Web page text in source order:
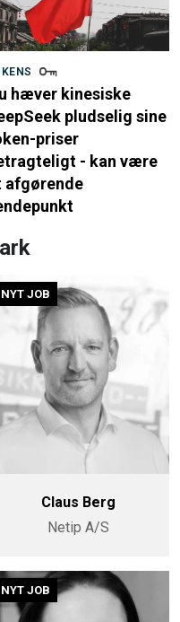
hæver kinesiske
pludselig sine
priser
- kan være
afgørende
NYT JOB
Claus Berg
Netip A/S
NYT JOB